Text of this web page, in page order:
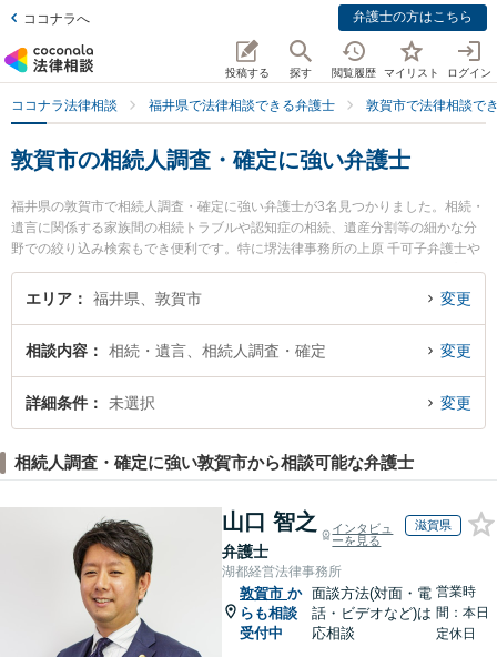
ココナラへ 弁護士の方はこちら
投稿する 探す 閲覧履歴 マイリスト ログイン
ココナラ法律相談 福井県で法律相談できる弁護士 敦賀市で法律相談で
敦賀市の相続人調査・確定に強い弁護士
福井県の敦賀市で相続人調査・確定に強い弁護士が3名見つかりました。相続・
遺言に関係する家族間の相続トラブルや認知症の相続、遺産分割等の細かな分
野での絞り込み検索もでき便利です。特に堺法律事務所の上原 千可子弁護士や
堺法律事務所の元山 詩菜弁護士、みどり法律事務所の笠原 一浩弁護士のプロフ
ィール情報や弁護士費用、強みなどが注目されています。『敦賀市で土日や夜
間に発生した相続人調査・確定のトラブルを今すぐに弁護士に相談したい』
『初回相談無料で相続人調査・確定を法律相談できる敦賀市内の弁護士に相談
予約したい』などでお困りの相談者さんにおすすめです。
エリア 福井県、敦賀市 変更
相談内容 相続・遺言、相続人調査・確定 変更
詳細条件 未選択 変更
相続人調査・確定に強い敦賀市から相談可能な弁護士
山口 智之
弁護士
インタビュ
ーを見る
滋賀県
湖都経営法律事務所
敦賀市 か
らも相談
受付中
面談方法(対面・電
話・ビデオなど)は
応相談
営業時
間：本日
定休日